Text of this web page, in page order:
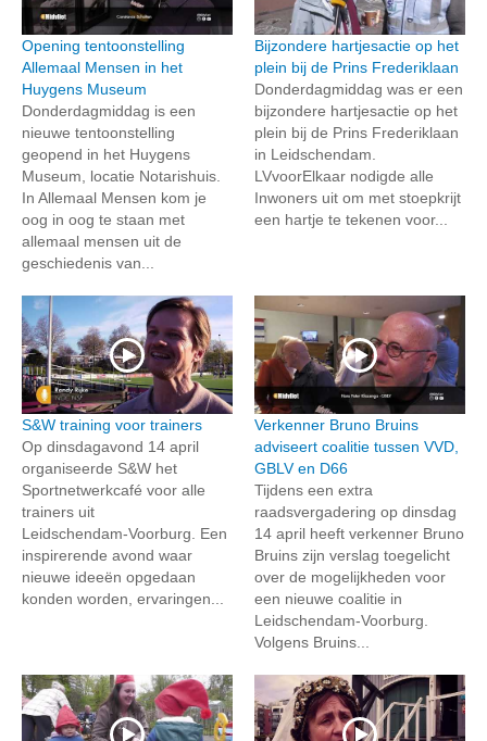
Opening tentoonstelling
Allemaal Mensen in het
Huygens Museum
Donderdagmiddag is een
nieuwe tentoonstelling
geopend in het Huygens
Museum, locatie Notarishuis.
In Allemaal Mensen kom je
oog in oog te staan met
allemaal mensen uit de
geschiedenis van...
Bijzondere hartjesactie op het
plein bij de Prins Frederiklaan
Donderdagmiddag was er een
bijzondere hartjesactie op het
plein bij de Prins Frederiklaan
in Leidschendam.
LVvoorElkaar nodigde alle
Inwoners uit om met stoepkrijt
een hartje te tekenen voor...
S&W training voor trainers
Op dinsdagavond 14 april
organiseerde S&W het
Sportnetwerkcafé voor alle
trainers uit
Leidschendam‑Voorburg. Een
inspirerende avond waar
nieuwe ideeën opgedaan
konden worden, ervaringen...
Verkenner Bruno Bruins
adviseert coalitie tussen VVD,
GBLV en D66
Tijdens een extra
raadsvergadering op dinsdag
14 april heeft verkenner Bruno
Bruins zijn verslag toegelicht
over de mogelijkheden voor
een nieuwe coalitie in
Leidschendam-Voorburg.
Volgens Bruins...